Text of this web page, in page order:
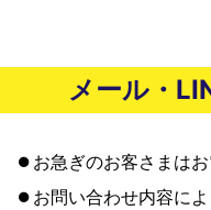
メール・
お急ぎのお客さまは
お問い合わせ内容に